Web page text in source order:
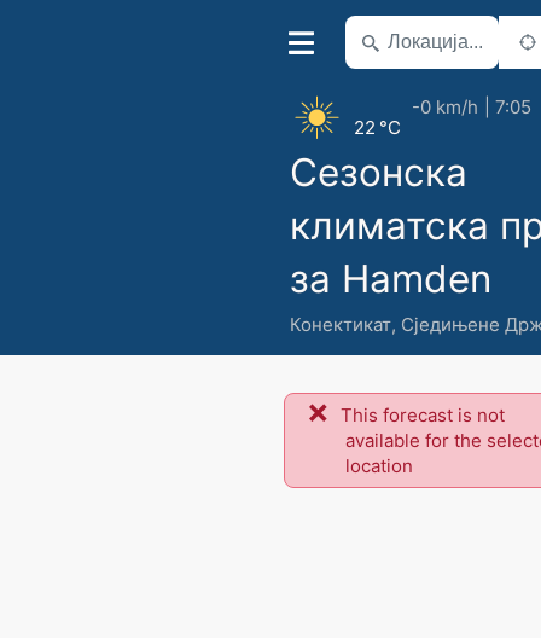
Сезонска
климатска
за Hamden
Конектикат, Сједињене
22 °C
-0 km/h 7:05
This forecast is not
available for the
location